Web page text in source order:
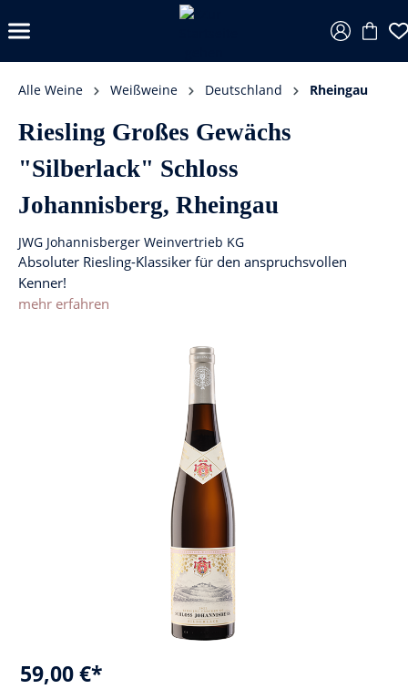
Alle Weine Weißweine Deutschland Rheingau
Riesling Großes Gewächs
"Silberlack" Schloss
Johannisberg, Rheingau
JWG Johannisberger Weinvertrieb KG
Absoluter Riesling-Klassiker für den anspruchsvollen
Kenner!
mehr erfahren
59,00 €*